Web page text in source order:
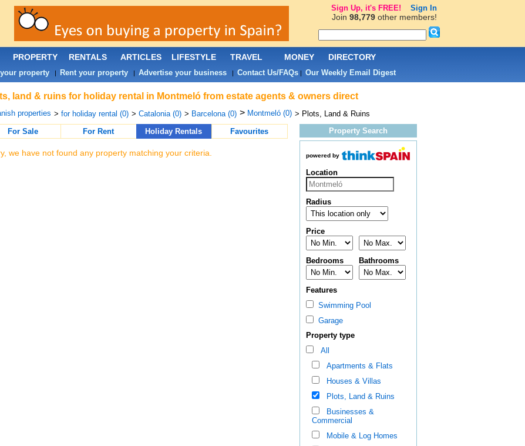
land & ruins for holiday rental in Montmeló from estate agents & owners direct
properties > for holiday rental (0) > Catalonia (0) > Barcelona (0) > Montmeló (0) > Plots, Land & Ruins
For Sale
For Rent Holiday Rentals Favourites
we have not found any property matching your criteria.
Property Search
powered by
Location
Radius
Price
Bedrooms Bathrooms
Features
Swimming Pool
Garage
Property type
All
Apartments & Flats
Houses & Villas
Plots, Land & Ruins
Businesses &
Commercial
Mobile & Log Homes
PROPERTY RENTALS ARTICLES LIFESTYLE TRAVEL MONEY DIRECTORY
property| Rent your property| Advertise your business| Contact Us/FAQs| Our Weekly Email Digest
Sign Up, it's FREE! Sign In
Join 98,779other members!